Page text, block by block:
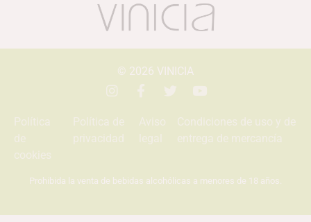
© 2026 VINICIA
Política
de
cookies
Política de
privacidad
Aviso
legal
Condiciones de uso y de
entrega de mercancía
Prohibida la venta de bebidas alcohólicas a menores de 18 años.